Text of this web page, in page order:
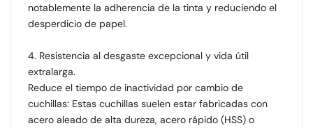
notablemente la adherencia de la tinta y reduciendo el
desperdicio de papel.
4. Resistencia al desgaste excepcional y vida útil
extralarga.
Reduce el tiempo de inactividad por cambio de
cuchillas: Estas cuchillas suelen estar fabricadas con
acero aleado de alta dureza, acero rápido (HSS) o